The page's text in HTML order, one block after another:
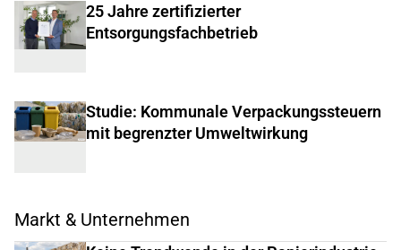
25 Jahre zertifizierter
Entsorgungsfachbetrieb
Studie: Kommunale Verpackungssteuern
mit begrenzter Umweltwirkung
Markt & Unternehmen